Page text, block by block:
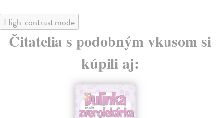
High-contrast mode
Čitatelia s podobným vkusom si
kúpili aj: